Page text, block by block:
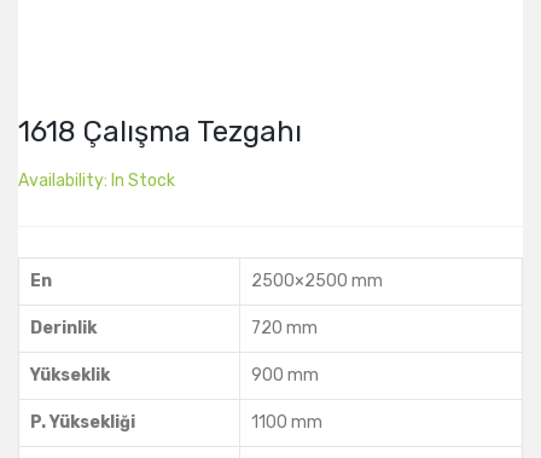
1618 Çalışma Tezgahı
Availability: In Stock
En 2500×2500 mm
Derinlik 720 mm
Yükseklik 900 mm
P. Yüksekliği 1100 mm